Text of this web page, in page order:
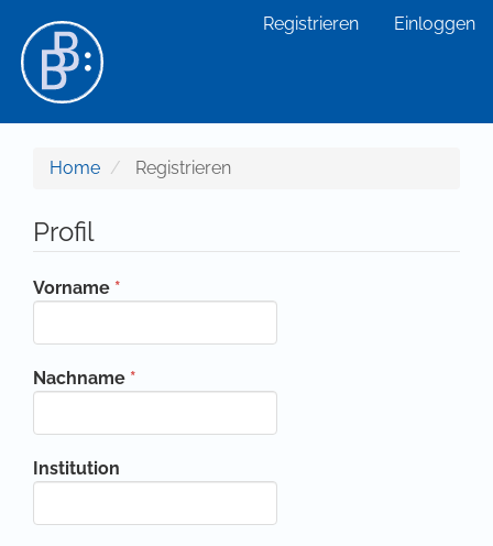
Hauptinhalt
Sidebar
Registrieren Einloggen
Home Registrieren
Profil
Vorname *
Nachname *
Institution